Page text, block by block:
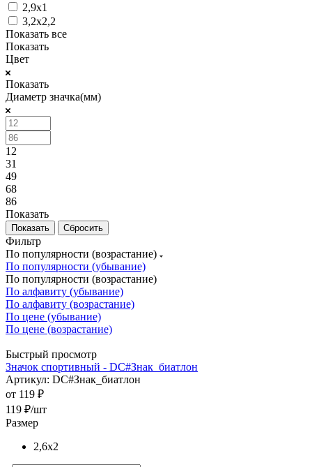
2,9x1
3,2x2,2
Показать все
Показать
Цвет
Показать
Диаметр значка(мм)
12
31
49
68
86
Показать
Сбросить
Фильтр
По популярности (возрастание)
По популярности (убывание)
По популярности (возрастание)
По алфавиту (убывание)
По алфавиту (возрастание)
По цене (убывание)
По цене (возрастание)
Быстрый просмотр
Значок спортивный - DC#Знак_биатлон
Артикул: DC#Знак_биатлон
от 119 ₽
119 ₽/шт
Размер
2,6x2